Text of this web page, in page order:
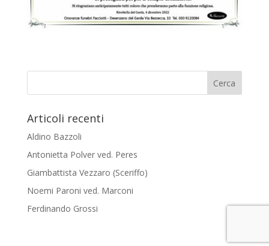
Articoli recenti
Aldino Bazzoli
Antonietta Polver ved. Peres
Giambattista Vezzaro (Sceriffo)
Noemi Paroni ved. Marconi
Ferdinando Grossi